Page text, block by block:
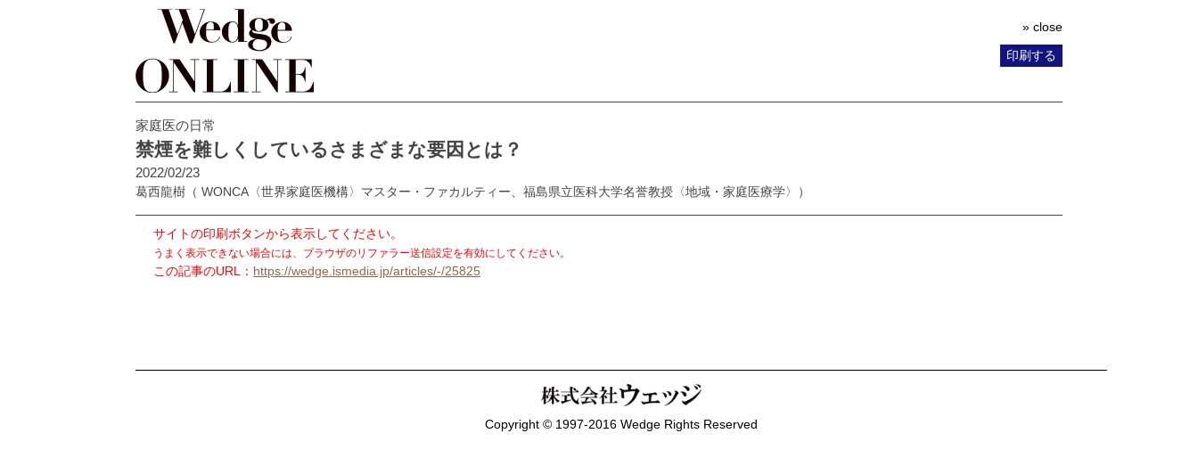
» close
印刷する
家庭医の日常
禁煙を難しくしているさまざまな要因とは？
2022/02/23
葛西龍樹 （ WONCA〈世界家庭医機構〉マスター・ファカルティー、福島県立医科大学名誉教授〈地域・家庭医療学〉）
サイトの印刷ボタンから表示してください。
うまく表示できない場合には、ブラウザのリファラー送信設定を有効にしてください。
この記事のURL： https://wedge.ismedia.jp/articles/-/25825
Copyright © 1997-2016 Wedge Rights Reserved